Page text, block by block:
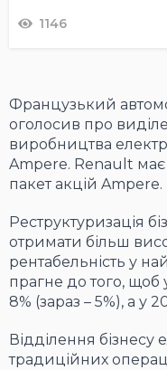
1146
Французький
оголосив про
виробництва
Ampere. Renault
пакет акцій Ampere.
Реструктуризація
отримати більш
рентабельність у
прагне до того,
8% (зараз – 5%), а у
Відділення бізнесу
традиційних